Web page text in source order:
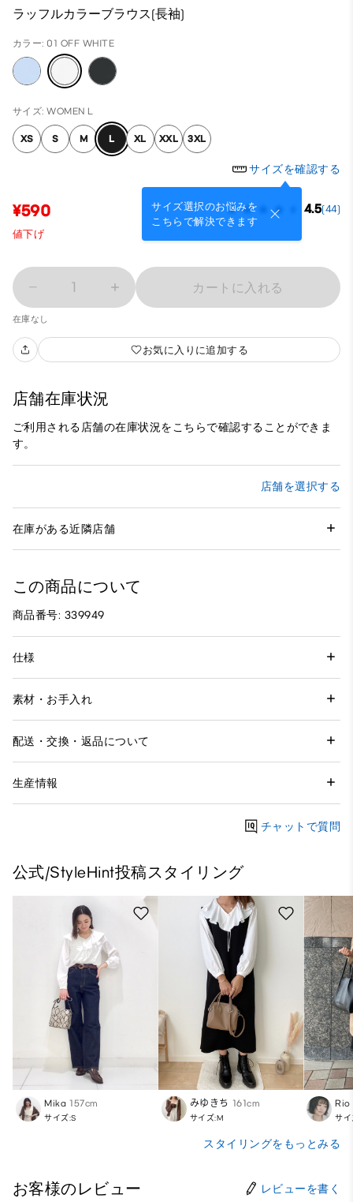
ラッフルカラーブラウス(長袖)
カラー: 01 OFF WHITE
サイズ: WOMEN L
XS S M L XL XXL 3XL
サイズを確認する
サイズ選択のお悩みを
こちらで解決できます
¥590 4.5(44)
値下げ
1 カートに入れる
在庫なし
お気に入りに追加する
店舗在庫状況
ご利用される店舗の在庫状況をこちらで確認することができま
す。
店舗を選択する
在庫がある近隣店舗
この商品について
商品番号: 339949
仕様
素材・お手入れ
配送・交換・返品について
生産情報
チャットで質問
公式/StyleHint投稿スタイリング
Mika 157cm
サイズ:S
みゆきち 161cm
サイズ:M
Rio
サ
スタイリングをもっとみる
お客様のレビュー レビューを書く